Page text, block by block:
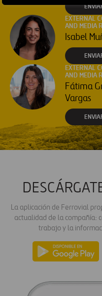
EXTERNAL
AND MEDIA
Isabel
EXTERNAL
AND MEDIA
Fátima
Vargas
La aplicación de Ferrovial
actualidad de la compañía:
trabajo y la